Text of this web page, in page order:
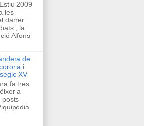
2009
les
darrer
, la
Alfons
de
i
XV
fa tres
a
posts